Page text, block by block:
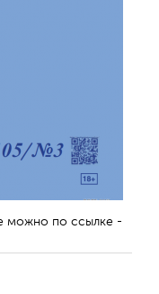
можно по ссылке -